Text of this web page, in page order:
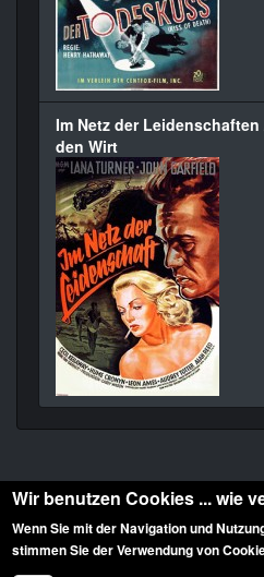
Im Netz der
den Wirt
Diese Website ist urheberrechtlich geschützt:
Wir benutzen Cookies ... wie
Wenn Sie mit der Navigation und
stimmen Sie der Verwendung von